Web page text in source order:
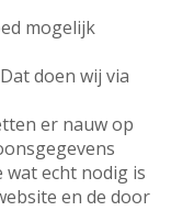
mogelijk
doen wij via
er nauw op
echt nodig is
en de door